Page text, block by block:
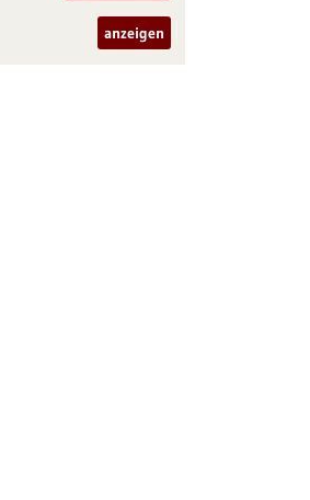
anzeigen